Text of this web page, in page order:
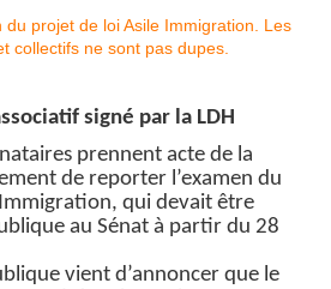
signé par la LDH
prennent acte de la
de reporter l’examen du
qui devait être
au Sénat à partir du 28
vient d’annoncer que le